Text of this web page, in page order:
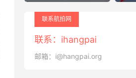
联系航拍网
联系：ihangpai
邮箱：i@hangpai.org